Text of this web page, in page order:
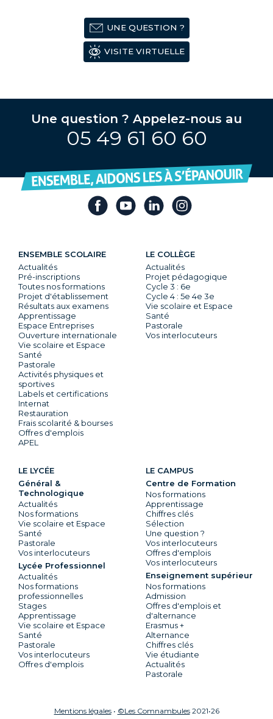
UNE QUESTION ?
VISITE VIRTUELLE
Une question ? Appelez-nous au
05 49 61 60 60
ENSEMBLE SCOLAIRE
Actualités
Pré-inscriptions
Toutes nos formations
Projet d'établissement
Résultats aux examens
Apprentissage
Espace Entreprises
Ouverture internationale
Vie scolaire et Espace
Santé
Pastorale
Activités physiques et
sportives
Labels et certifications
Internat
Restauration
Frais scolarité & bourses
Offres d'emplois
APEL
LE COLLÈGE
Actualités
Projet pédagogique
Cycle 3 : 6e
Cycle 4 : 5e 4e 3e
Vie scolaire et Espace
Santé
Pastorale
Vos interlocuteurs
LE LYCÉE
Général &
Technologique
Actualités
Nos formations
Vie scolaire et Espace
Santé
Pastorale
Vos interlocuteurs
Lycée Professionnel
Actualités
Nos formations
professionnelles
Stages
Apprentissage
Vie scolaire et Espace
Santé
Pastorale
Vos interlocuteurs
Offres d'emplois
LE CAMPUS
Centre de Formation
Nos formations
Apprentissage
Chiffres clés
Sélection
Une question ?
Vos interlocuteurs
Offres d'emplois
Vos interlocuteurs
Enseignement supérieur
Nos formations
Admission
Offres d'emplois et
d'alternance
Erasmus +
Alternance
Chiffres clés
Vie étudiante
Actualités
Pastorale
Mentions légales• ©Les Comnambules2021•26